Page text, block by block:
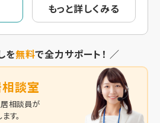
もっと詳しくみる
を無料で全力サポート！ ／
談室
相談員が
す。